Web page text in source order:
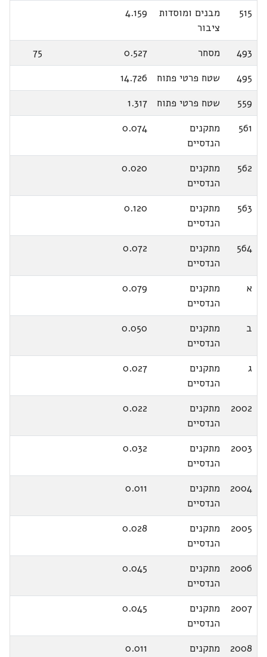
515
מבנים ומוסדות
ציבור
4.159
493 מסחר 0.527
75
495
שטח פרטי פתוח
14.726
559
שטח פרטי פתוח
1.317
561
מתקנים
הנדסיים
0.074
562
מתקנים
הנדסיים
0.020
563
מתקנים
הנדסיים
0.120
564
מתקנים
הנדסיים
0.072
א
מתקנים
הנדסיים
0.079
ב
מתקנים
הנדסיים
0.050
ג
מתקנים
הנדסיים
0.027
2002
מתקנים
הנדסיים
0.022
2003
מתקנים
הנדסיים
0.032
2004
מתקנים
הנדסיים
0.011
2005
מתקנים
הנדסיים
0.028
2006
מתקנים
הנדסיים
0.045
2007
מתקנים
הנדסיים
0.045
2008
מתקנים
0.011